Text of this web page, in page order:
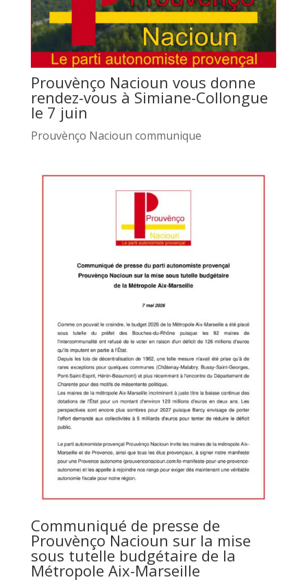
Prouvènço Nacioun vous donne
rendez-vous à Simiane-Collongue
le 7 juin
Prouvènço Nacioun communique
Communiqué de presse de
Prouvènço Nacioun sur la mise
sous tutelle budgétaire de la
Métropole Aix-Marseille